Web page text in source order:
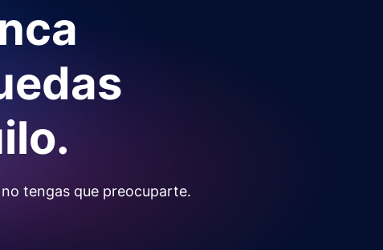
tengas que preocuparte.